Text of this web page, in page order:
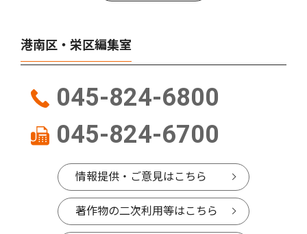
港南区・栄区編集室
045-824-6800
045-824-6700
情報提供・ご意見はこちら
著作物の二次利用等はこちら